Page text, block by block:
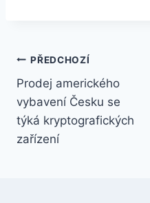
Navigace
pro
příspěvek
PŘEDCHOZÍ
Prodej amerického
vybavení Česku se
týká kryptografických
zařízení